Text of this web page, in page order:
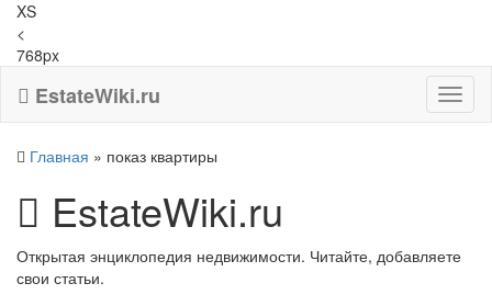
XS
<
768px
EstateWiki.ru
Главная » показ квартиры
EstateWiki.ru
Открытая энциклопедия недвижимости. Читайте, добавляете
свои статьи.